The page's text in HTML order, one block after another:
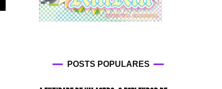
POSTS POPULARES